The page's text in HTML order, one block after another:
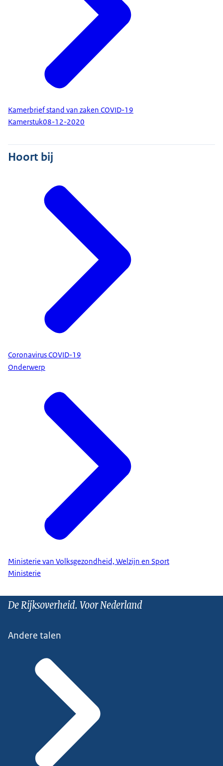
Kamerbrief stand van zaken COVID-19
Kamerstuk08-12-2020
Hoort bij
Coronavirus COVID-19
Onderwerp
Ministerie van Volksgezondheid, Welzijn en Sport
Ministerie
De Rijksoverheid. Voor Nederland
Andere talen